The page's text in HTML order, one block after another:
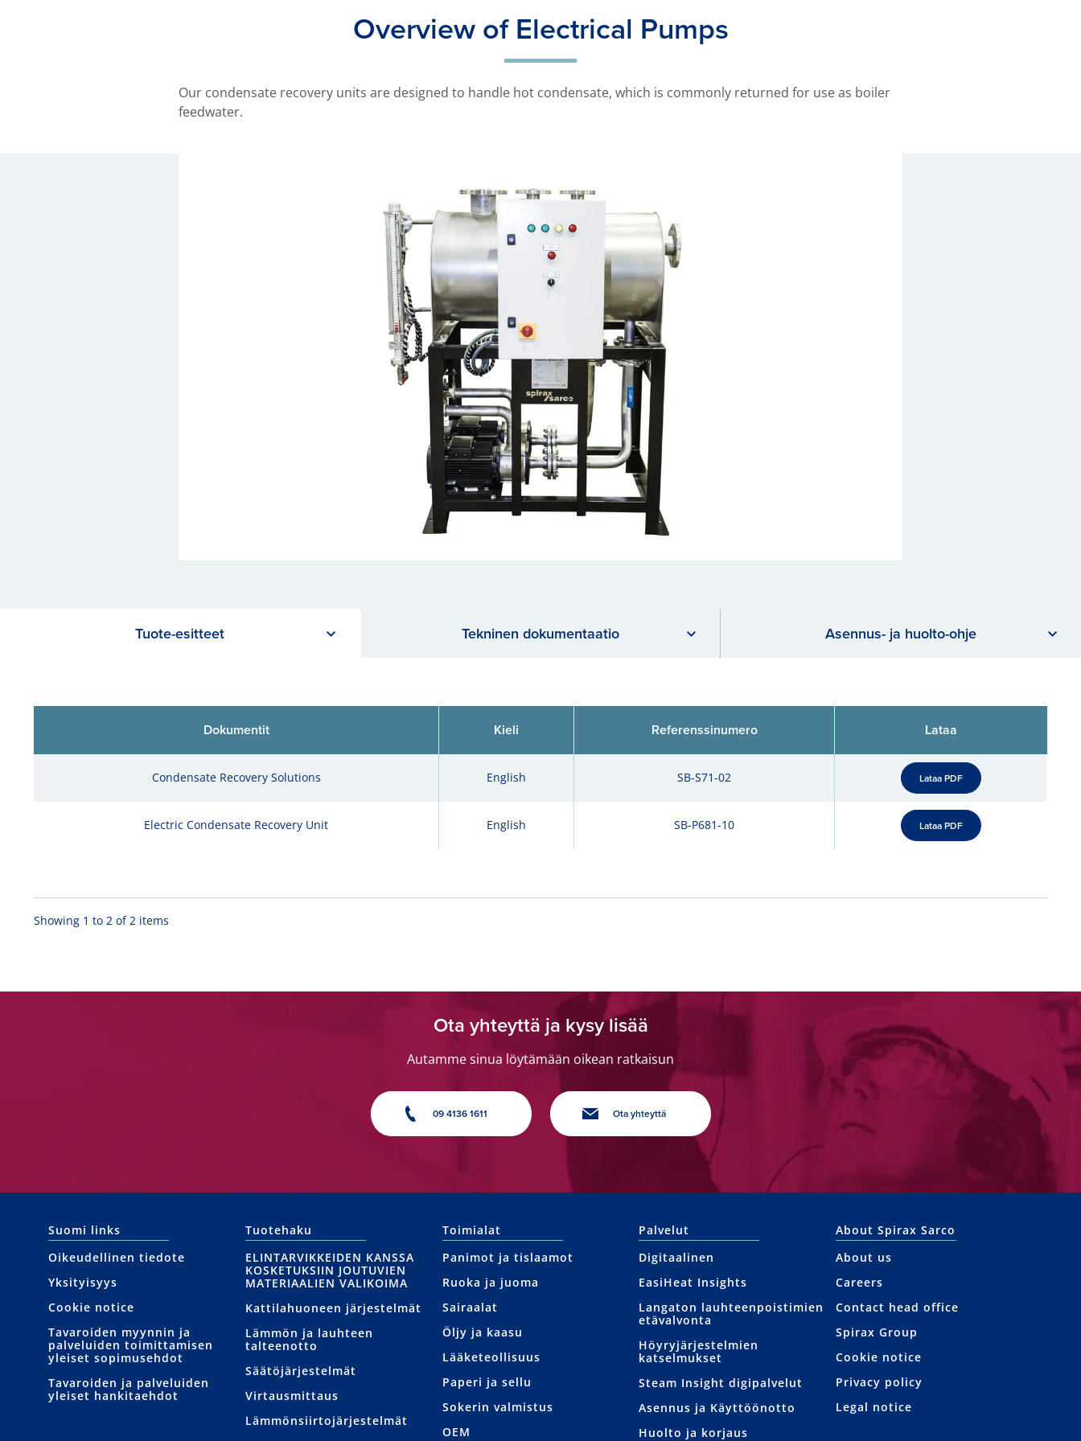
Overview of Electrical Pumps
Our condensate recovery units are designed to handle hot condensate, which is commonly returned for use as boiler
feedwater.
Tuote-esitteet Tekninen dokumentaatio Asennus- ja huolto-ohje
Dokumentit Kieli Referenssinumero Lataa
Condensate Recovery Solutions English SB-S71-02 Lataa PDF
Electric Condensate Recovery Unit English SB-P681-10 Lataa PDF
Showing 1 to 2 of 2 items
Ota yhteyttä ja kysy lisää
Autamme sinua löytämään oikean ratkaisun
09 4136 1611 Ota yhteyttä
Suomi links
Oikeudellinen tiedote
Yksityisyys
Cookie notice
Tavaroiden myynnin ja
palveluiden toimittamisen
yleiset sopimusehdot
Tavaroiden ja palveluiden
yleiset hankitaehdot
Tuotehaku
ELINTARVIKKEIDEN KANSSA
KOSKETUKSIIN JOUTUVIEN
MATERIAALIEN VALIKOIMA
Kattilahuoneen järjestelmät
Lämmön ja lauhteen
talteenotto
Säätöjärjestelmät
Virtausmittaus
Lämmönsiirtojärjestelmät
Toimialat
Panimot ja tislaamot
Ruoka ja juoma
Sairaalat
Öljy ja kaasu
Lääketeollisuus
Paperi ja sellu
Sokerin valmistus
OEM
Palvelut
Digitaalinen
EasiHeat Insights
Langaton lauhteenpoistimien
etävalvonta
Höyryjärjestelmien
katselmukset
Steam Insight digipalvelut
Asennus ja Käyttöönotto
Huolto ja korjaus
About Spirax Sarco
About us
Careers
Contact head office
Spirax Group
Cookie notice
Privacy policy
Legal notice